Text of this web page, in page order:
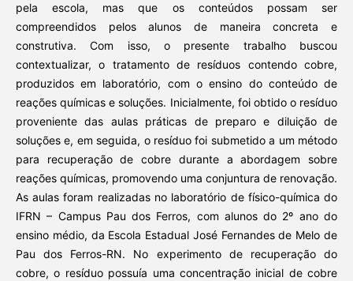
pela escola, mas que os conteúdos possam ser
compreendidos pelos alunos de maneira concreta e
construtiva. Com isso, o presente trabalho buscou
contextualizar, o tratamento de resíduos contendo cobre,
produzidos em laboratório, com o ensino do conteúdo de
reações químicas e soluções. Inicialmente, foi obtido o resíduo
proveniente das aulas práticas de preparo e diluição de
soluções e, em seguida, o resíduo foi submetido a um método
para recuperação de cobre durante a abordagem sobre
reações químicas, promovendo uma conjuntura de renovação.
As aulas foram realizadas no laboratório de físico-química do
IFRN – Campus Pau dos Ferros, com alunos do 2º ano do
ensino médio, da Escola Estadual José Fernandes de Melo de
Pau dos Ferros-RN. No experimento de recuperação do
cobre, o resíduo possuía uma concentração inicial de cobre